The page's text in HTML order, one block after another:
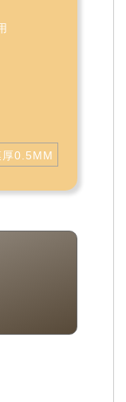
厚0.5MM